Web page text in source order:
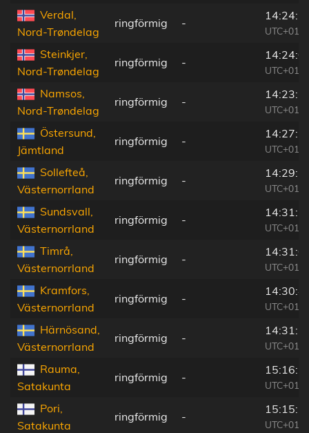
Verdal,
Nord-Trøndelag
ringförmig -
Steinkjer,
Nord-Trøndelag
ringförmig -
Namsos,
Nord-Trøndelag
ringförmig -
Östersund,
Jämtland
ringförmig -
Sollefteå,
Västernorrland
ringförmig -
Sundsvall,
Västernorrland
ringförmig -
Timrå,
Västernorrland
ringförmig -
Kramfors,
Västernorrland
ringförmig -
Härnösand,
Västernorrland
ringförmig -
Rauma,
Satakunta
ringförmig -
Pori,
Satakunta
ringförmig -